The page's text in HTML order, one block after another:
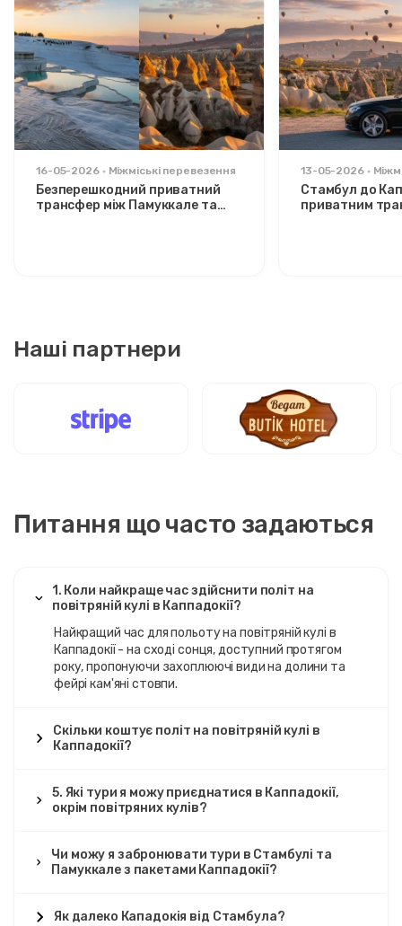
16-05-2026 Міжміські перевезення
Безперешкодний приватний
трансфер між Памуккале та
13-05-2026
Стамбул до
приватним
Наші партнери
Питання що часто задаються
1. Коли найкраще час здійснити політ на
повітряній кулі в Каппадокії?
Найкращий час для польоту на повітряній кулі в
Каппадокії - на сході сонця, доступний протягом
року, пропонуючи захоплюючі види на долини та
фейрі кам'яні стовпи.
Скільки коштує політ на повітряній кулі в
Каппадокії?
5. Які тури я можу приєднатися в Каппадокії,
окрім повітряних кулів?
Чи можу я забронювати тури в Стамбулі та
Памуккале з пакетами Каппадокії?
Як далеко Кападокія від Стамбула?